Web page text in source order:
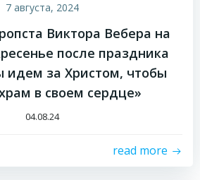
7 августа, 2024
Виктора Вебера на
после праздника
за Христом, чтобы
в своем сердце»
04.08.24
read more